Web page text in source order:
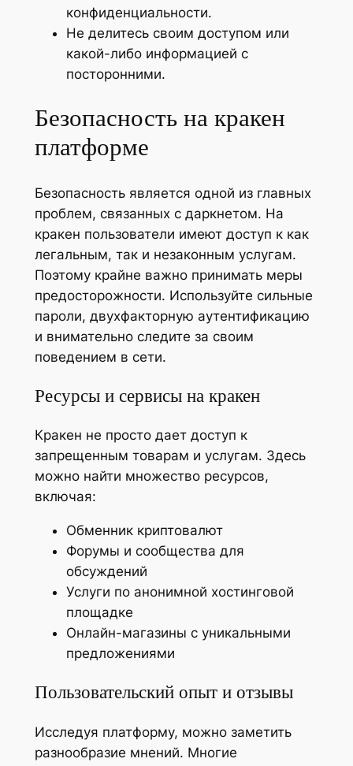
конфиденциальности.
Не делитесь своим доступом или
какой-либо информацией с
посторонними.
Безопасность на кракен
платформе
Безопасность является одной из главных
проблем, связанных с даркнетом. На
кракен пользователи имеют доступ к как
легальным, так и незаконным услугам.
Поэтому крайне важно принимать меры
предосторожности. Используйте сильные
пароли, двухфакторную аутентификацию
и внимательно следите за своим
поведением в сети.
Ресурсы и сервисы на кракен
Кракен не просто дает доступ к
запрещенным товарам и услугам. Здесь
можно найти множество ресурсов,
включая:
Обменник криптовалют
Форумы и сообщества для
обсуждений
Услуги по анонимной хостинговой
площадке
Онлайн-магазины с уникальными
предложениями
Пользовательский опыт и отзывы
Исследуя платформу, можно заметить
разнообразие мнений. Многие